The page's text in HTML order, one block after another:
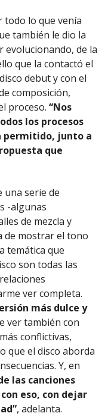
todo lo que venía
también le dio la
de la
que la contactó el
debut y con el
composición,
proceso.“Nos
los procesos
permitido, junto a
que
una serie de
-algunas
de mezcla y
de mostrar el tono
temática que
son todas las
ver completa.
más dulce y
ver también con
conflictivas,
que el disco aborda
Y, en
las canciones
eso, con dejar
, adelanta.